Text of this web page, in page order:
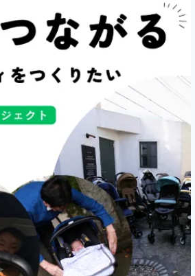
ム・サービス開発 フー
雑誌出版
レンジ ビ
CAMPFIRE for Social GoodCAMPFIRE
CAMPFIREふるさと納税machi-yaコミ